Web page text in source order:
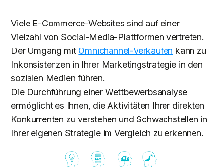
Viele E-Commerce-Websites sind auf einer
Vielzahl von Social-Media-Plattformen vertreten.
Der Umgang mit Omnichannel-Verkäufen kann zu
Inkonsistenzen in Ihrer Marketingstrategie in den
sozialen Medien führen.
Die Durchführung einer Wettbewerbsanalyse
ermöglicht es Ihnen, die Aktivitäten Ihrer direkten
Konkurrenten zu verstehen und Schwachstellen in
Ihrer eigenen Strategie im Vergleich zu erkennen.